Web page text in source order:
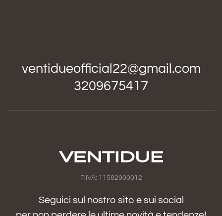
ventidueofficial22@gmail.com
3209675417
P.IVA: 11582900012
Seguici sul nostro sito e sui social